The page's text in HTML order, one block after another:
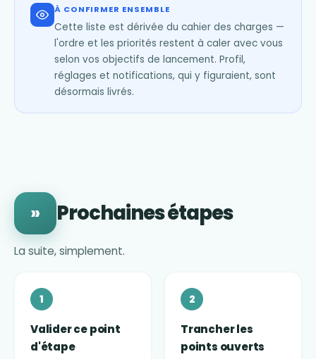
À CONFIRMER ENSEMBLE
Cette liste est dérivée du cahier des charges —
l'ordre et les priorités restent à caler avec vous
selon vos objectifs de lancement. Profil,
réglages et notifications, qui y figuraient, sont
désormais livrés.
» Prochaines étapes
La suite, simplement.
1
Valider ce point
d'étape
2
Trancher les
points ouverts